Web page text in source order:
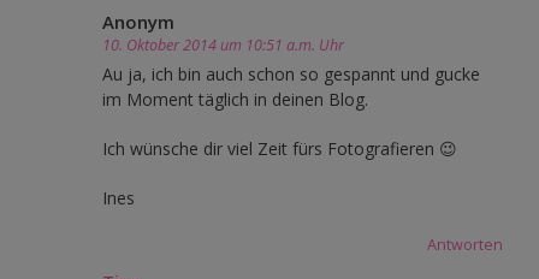
Anonym
10. Oktober 2014 um 10:51 a.m. Uhr
Au ja, ich bin auch schon so gespannt und gucke
im Moment täglich in deinen Blog.
Ich wünsche dir viel Zeit fürs Fotografieren 😉
Ines
Antworten